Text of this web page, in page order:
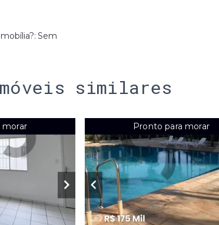
Sem
similares
morar Pronto para morar